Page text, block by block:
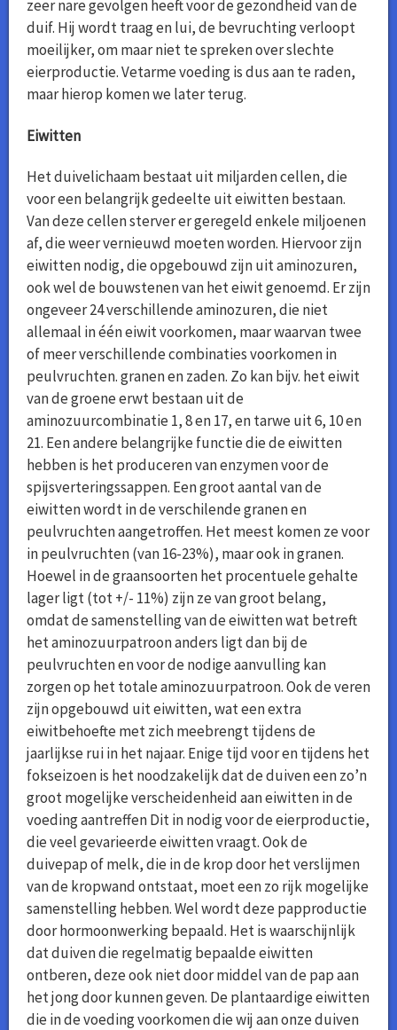
zeer nare gevolgen heeft voor de gezondheid van de
duif. Hij wordt traag en lui, de bevruchting verloopt
moeilijker, om maar niet te spreken over slechte
eierproductie. Vetarme voeding is dus aan te raden,
maar hierop komen we later terug.
Eiwitten
Het duivelichaam bestaat uit miljarden cellen, die
voor een belangrijk gedeelte uit eiwitten bestaan.
Van deze cellen sterver er geregeld enkele miljoenen
af, die weer vernieuwd moeten worden. Hiervoor zijn
eiwitten nodig, die opgebouwd zijn uit aminozuren,
ook wel de bouwstenen van het eiwit genoemd. Er zijn
ongeveer 24 verschillende aminozuren, die niet
allemaal in één eiwit voorkomen, maar waarvan twee
of meer verschillende combinaties voorkomen in
peulvruchten. granen en zaden. Zo kan bijv. het eiwit
van de groene erwt bestaan uit de
aminozuurcombinatie 1, 8 en 17, en tarwe uit 6, 10 en
21. Een andere belangrijke functie die de eiwitten
hebben is het produceren van enzymen voor de
spijsverteringssappen. Een groot aantal van de
eiwitten wordt in de verschilende granen en
peulvruchten aangetroffen. Het meest komen ze voor
in peulvruchten (van 16-23%), maar ook in granen.
Hoewel in de graansoorten het procentuele gehalte
lager ligt (tot +/- 11%) zijn ze van groot belang,
omdat de samenstelling van de eiwitten wat betreft
het aminozuurpatroon anders ligt dan bij de
peulvruchten en voor de nodige aanvulling kan
zorgen op het totale aminozuurpatroon. Ook de veren
zijn opgebouwd uit eiwitten, wat een extra
eiwitbehoefte met zich meebrengt tijdens de
jaarlijkse rui in het najaar. Enige tijd voor en tijdens het
fokseizoen is het noodzakelijk dat de duiven een zo’n
groot mogelijke verscheidenheid aan eiwitten in de
voeding aantreffen Dit in nodig voor de eierproductie,
die veel gevarieerde eiwitten vraagt. Ook de
duivepap of melk, die in de krop door het verslijmen
van de kropwand ontstaat, moet een zo rijk mogelijke
samenstelling hebben. Wel wordt deze papproductie
door hormoonwerking bepaald. Het is waarschijnlijk
dat duiven die regelmatig bepaalde eiwitten
ontberen, deze ook niet door middel van de pap aan
het jong door kunnen geven. De plantaardige eiwitten
die in de voeding voorkomen die wij aan onze duiven